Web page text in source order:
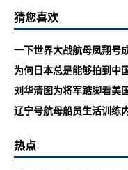
猜您喜欢
一下世界大战航母凤翔号
为何日本总是能够拍到中
刘华清图为将军踮脚看美
辽宁号航母船员生活训练
热点